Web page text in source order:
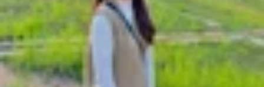
Ngày đăng:
09/04/2025
Cập nhật:
09/04/2025
Theo dõi XTMobile trên